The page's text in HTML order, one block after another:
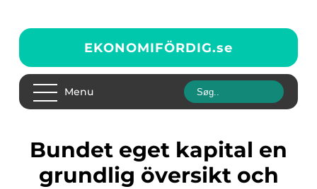
EKONOMIFÖRDIG.se
Menu
Bundet eget kapital en
grundlig översikt och